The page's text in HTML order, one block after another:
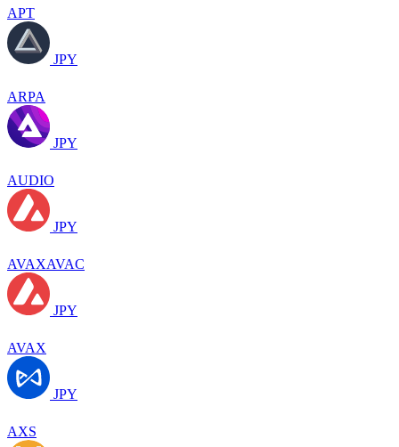
APT
JPY
ARPA
JPY
AUDIO
JPY
AVAXAVAC
JPY
AVAX
JPY
AXS